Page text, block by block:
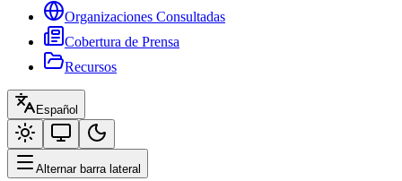
Organizaciones Consultadas
Cobertura de Prensa
Recursos
Español
Alternar barra lateral